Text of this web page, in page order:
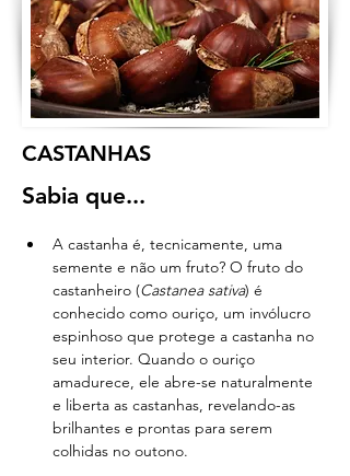
CASTANHAS
Sabia que...
A castanha é, tecnicamente, uma
semente e não um fruto? O fruto do
castanheiro (Castanea sativa) é
conhecido como ouriço, um invólucro
espinhoso que protege a castanha no
seu interior. Quando o ouriço
amadurece, ele abre-se naturalmente
e liberta as castanhas, revelando-as
brilhantes e prontas para serem
colhidas no outono.